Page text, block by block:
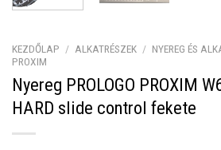
KEZDŐLAP / ALKATRÉSZEK / NYEREG ÉS
PROXIM
Nyereg PROLOGO PROXIM
HARD slide control fekete